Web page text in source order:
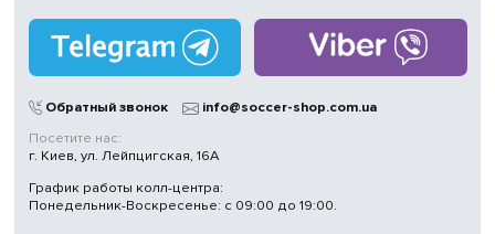
без выходных
в Киеве
Обратный звонок
info@soccer-shop.com.ua
Посетите нас:
г. Киев, ул. Лейпцигская, 16А
График работы колл-центра:
Понедельник-Воскресенье: с 09:00 до 19:00.